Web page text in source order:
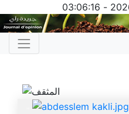
-
03:06:16